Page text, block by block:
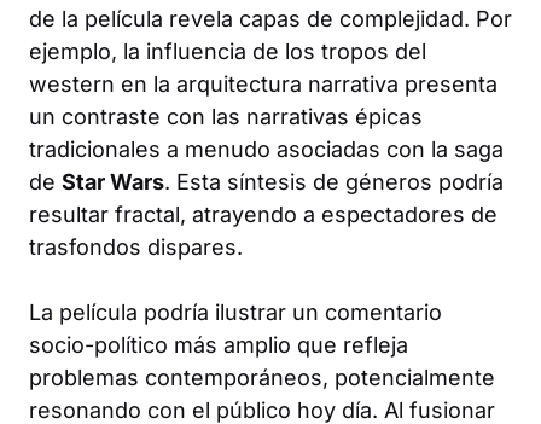
de la película revela capas de complejidad. Por
ejemplo, la influencia de los tropos del
western en la arquitectura narrativa presenta
un contraste con las narrativas épicas
tradicionales a menudo asociadas con la saga
de Star Wars. Esta síntesis de géneros podría
resultar fractal, atrayendo a espectadores de
trasfondos dispares.
La película podría ilustrar un comentario
socio-político más amplio que refleja
problemas contemporáneos, potencialmente
resonando con el público hoy día. Al fusionar